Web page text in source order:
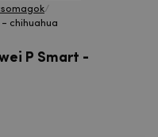
/
chihuahua
P Smart -